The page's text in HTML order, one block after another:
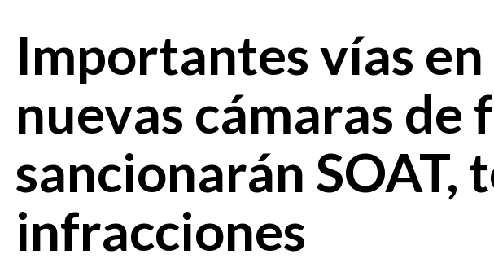
Importantes vías
nuevas cámaras
sancionarán SOAT,
infracciones